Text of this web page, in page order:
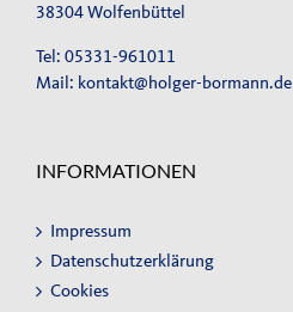
38304 Wolfenbüttel
Tel: 05331-961011
Mail: kontakt@holger-bormann.de
INFORMATIONEN
Impressum
Datenschutzerklärung
Cookies